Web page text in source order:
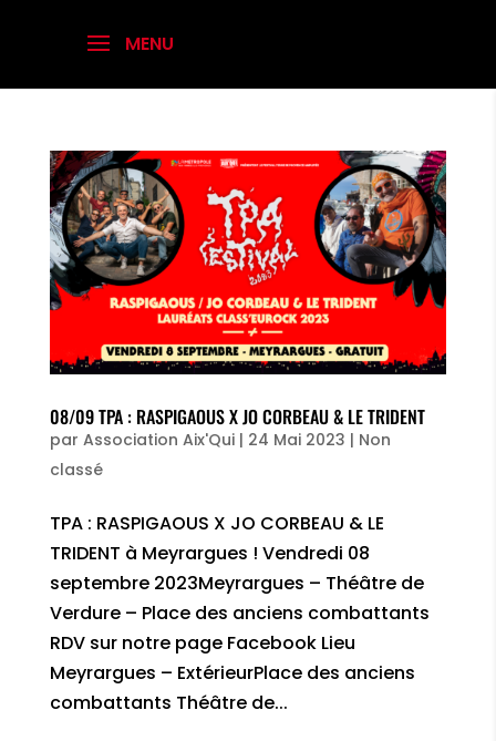
08/09 TPA : RASPIGAOUS X JO CORBEAU & LE TRIDENT
par Association Aix'Qui| 24 Mai 2023 | Non
classé
TPA : RASPIGAOUS X JO CORBEAU & LE
TRIDENT à Meyrargues ! Vendredi 08
septembre 2023Meyrargues – Théâtre de
Verdure – Place des anciens combattants
RDV sur notre page Facebook Lieu
Meyrargues – ExtérieurPlace des anciens
combattants Théâtre de...